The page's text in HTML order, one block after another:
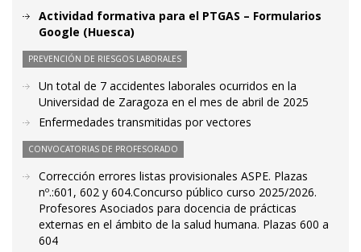
Actividad formativa para el PTGAS – Formularios
Google (Huesca)
PREVENCIÓN DE RIESGOS LABORALES
Un total de 7 accidentes laborales ocurridos en la
Universidad de Zaragoza en el mes de abril de 2025
Enfermedades transmitidas por vectores
CONVOCATORIAS DE PROFESORADO
Corrección errores listas provisionales ASPE. Plazas
nº.:601, 602 y 604.Concurso público curso 2025/2026.
Profesores Asociados para docencia de prácticas
externas en el ámbito de la salud humana. Plazas 600 a
604